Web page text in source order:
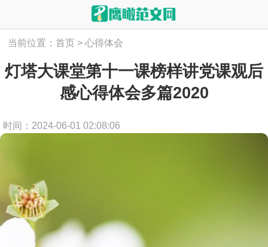
当前位置：首页 > 心得体会
灯塔大课堂第十一课榜样讲党课观后
感心得体会多篇2020
时间：2024-06-01 02:08:06